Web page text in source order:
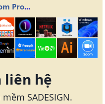
Pro...
liên hệ
SADESIGN.